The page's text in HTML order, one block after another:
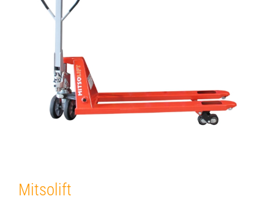
Mitsolift